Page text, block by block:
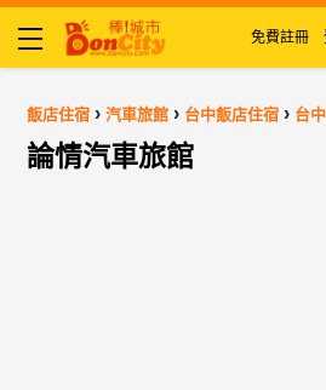
免費註冊
飯店住宿 ›汽車旅館 › 台中飯店住宿 › 台
論情汽車旅館